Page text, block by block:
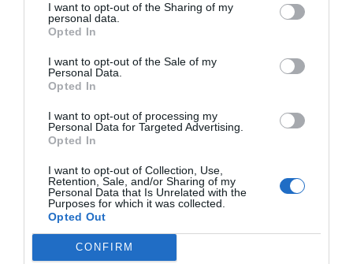
I want to opt-out of the Sharing of my
personal data.
Opted In
I want to opt-out of the Sale of my
Personal Data.
Opted In
I want to opt-out of processing my
Personal Data for Targeted Advertising.
Opted In
I want to opt-out of Collection, Use,
Retention, Sale, and/or Sharing of my
Personal Data that Is Unrelated with the
Purposes for which it was collected.
Opted Out
CONFIRM
Newsbeast.